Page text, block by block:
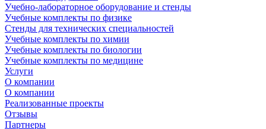
Учебно-лабораторное оборудование и стенды
Учебные комплекты по физике
Стенды для технических специальностей
Учебные комплекты по химии
Учебные комплекты по биологии
Учебные комплекты по медицине
Услуги
О компании
О компании
Реализованные проекты
Отзывы
Партнеры